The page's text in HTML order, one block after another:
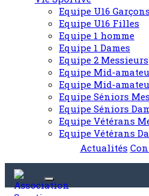
Equipe U16 Garçons
Equipe U16 Filles
Equipe 1 homme
Equipe 1 Dames
Equipe 2 Messieurs
Equipe Mid-
Equipe Mid-
Equipe Séniors
Equipe Séniors
Equipe Vétérans
Equipe Vétérans
Actualités